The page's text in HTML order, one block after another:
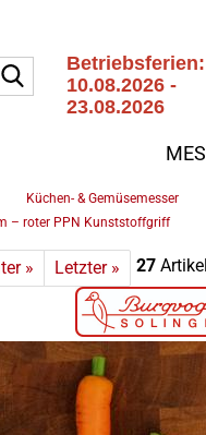
Suche...Betriebsferien:
10.08.2026 -
23.08.2026
Versandtag:
Küchen- & Gemüsemesser
– roter PPN Kunststoffgriff
» Letzter » 27